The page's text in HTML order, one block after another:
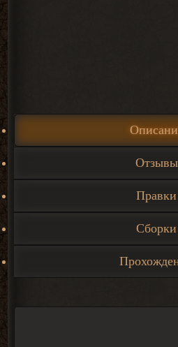
Отзывы
Правки
Сборки